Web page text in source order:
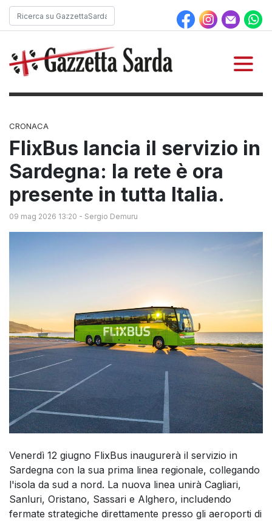
CRONACA
FlixBus lancia il servizio in
Sardegna: la rete è ora
presente in tutta Italia.
09 mag 2026 13:20 - Sergio Demuru
Venerdì 12 giugno FlixBus inaugurerà il servizio in
Sardegna con la sua prima linea regionale, collegando
l'isola da sud a nord. La nuova linea unirà Cagliari,
Sanluri, Oristano, Sassari e Alghero, includendo
fermate strategiche direttamente presso gli aeroporti di